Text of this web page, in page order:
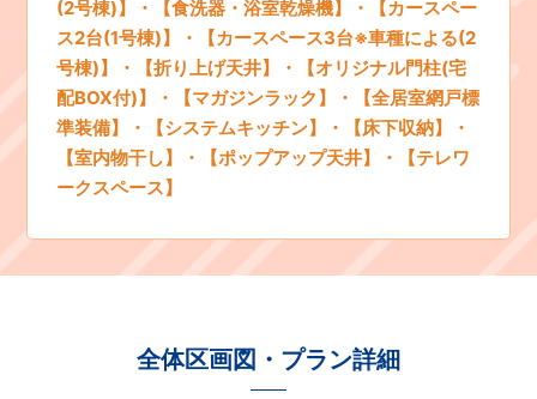
(2号棟)】・【食洗器・浴室乾燥機】・【カースペー
ス2台(1号棟)】・【カースペース3台※車種による(2
号棟)】・【折り上げ天井】・【オリジナル門柱(宅
配BOX付)】・【マガジンラック】・【全居室網戸標
準装備】・【システムキッチン】・【床下収納】・
【室内物干し】・【ポップアップ天井】・【テレワ
ークスペース】
全体区画図・プラン詳細